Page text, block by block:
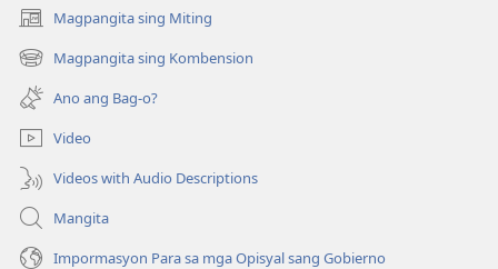
Magpangita sing Miting
(opens
new
window)
Magpangita sing Kombension
(opens
new
window)
Ano ang Bag-o?
Video
Videos with Audio Descriptions
Mangita
Impormasyon Para sa mga Opisyal sang Gobierno